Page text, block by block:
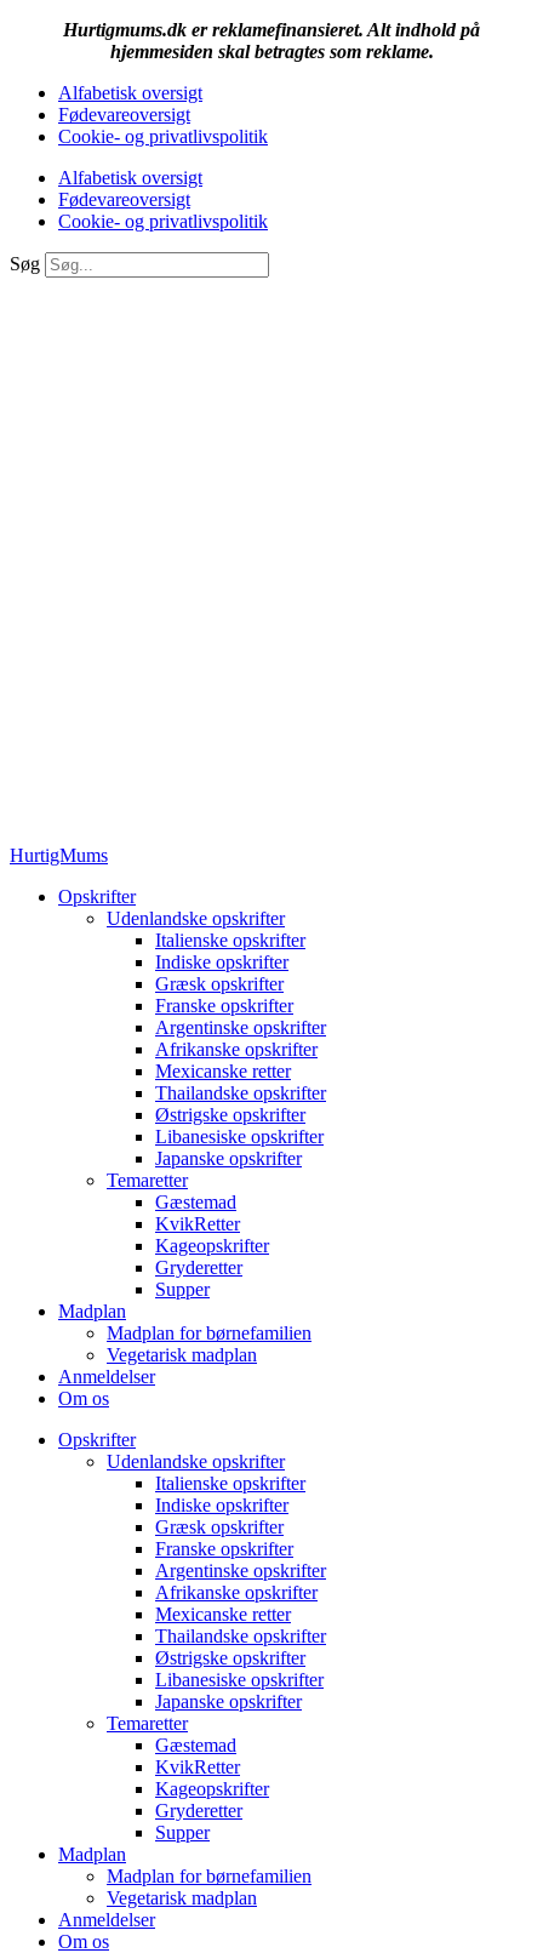
Hurtigmums.dk er reklamefinansieret. Alt indhold på
hjemmesiden skal betragtes som reklame.
Alfabetisk oversigt
Fødevareoversigt
Cookie- og privatlivspolitik
Alfabetisk oversigt
Fødevareoversigt
Cookie- og privatlivspolitik
Søg
HurtigMums
Opskrifter
Udenlandske opskrifter
Italienske opskrifter
Indiske opskrifter
Græsk opskrifter
Franske opskrifter
Argentinske opskrifter
Afrikanske opskrifter
Mexicanske retter
Thailandske opskrifter
Østrigske opskrifter
Libanesiske opskrifter
Japanske opskrifter
Temaretter
Gæstemad
KvikRetter
Kageopskrifter
Gryderetter
Supper
Madplan
Madplan for børnefamilien
Vegetarisk madplan
Anmeldelser
Om os
Opskrifter
Udenlandske opskrifter
Italienske opskrifter
Indiske opskrifter
Græsk opskrifter
Franske opskrifter
Argentinske opskrifter
Afrikanske opskrifter
Mexicanske retter
Thailandske opskrifter
Østrigske opskrifter
Libanesiske opskrifter
Japanske opskrifter
Temaretter
Gæstemad
KvikRetter
Kageopskrifter
Gryderetter
Supper
Madplan
Madplan for børnefamilien
Vegetarisk madplan
Anmeldelser
Om os